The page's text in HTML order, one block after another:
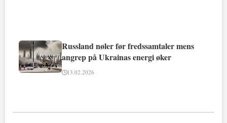
Russland nøler før fredssamtaler mens
angrep på Ukrainas energi øker
13.02.2026